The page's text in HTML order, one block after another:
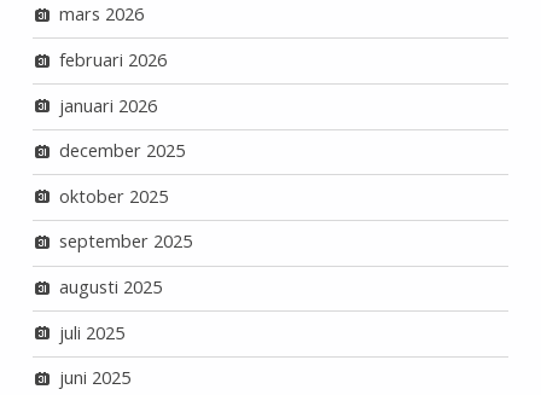
mars 2026
februari 2026
januari 2026
december 2025
oktober 2025
september 2025
augusti 2025
juli 2025
juni 2025